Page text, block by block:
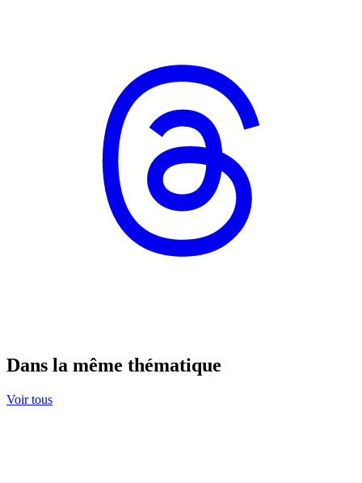
Dans la même thématique
Voir tous